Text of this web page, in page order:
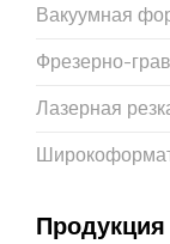
Вакуумная
Фрезерно-
Лазерная
Продукция